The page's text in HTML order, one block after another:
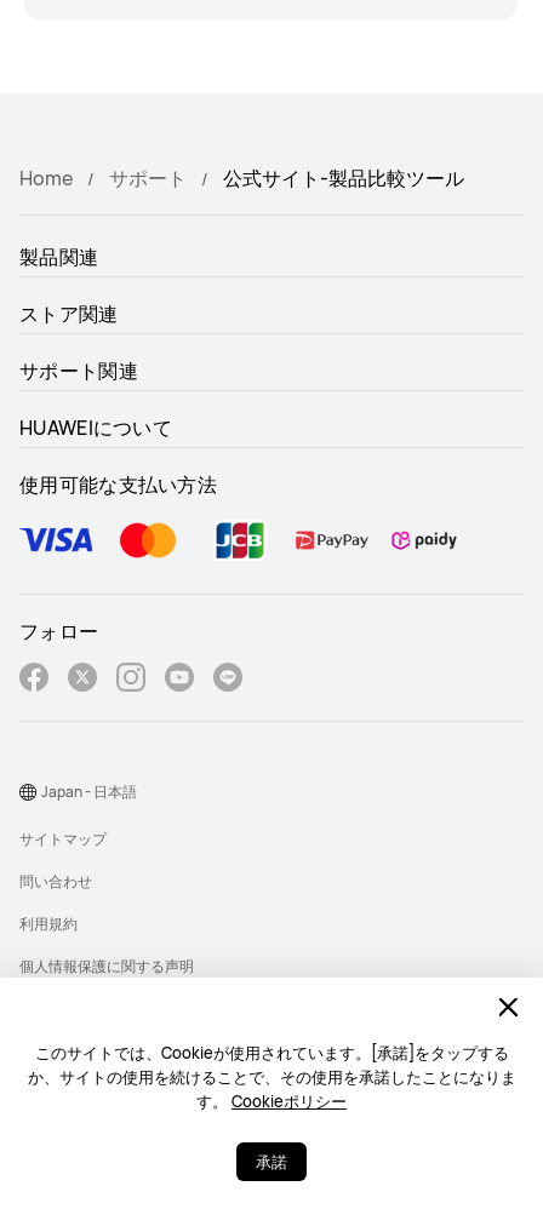
このサイトでは、Cookieが使用されています。[承諾]をタップする
か、サイトの使用を続けることで、その使用を承諾したことになりま
す。 Cookieポリシー
承諾
Home サポート 公式サイト-製品比較ツール
製品関連
ストア関連
サポート関連
HUAWEIについて
使用可能な支払い方法
フォロー
Copyright © 1998-2026 Huawei Device Co., Ltd. All rights reserved.
サイトマップ
問い合わせ
利用規約
個人情報保護に関する声明
クッキー
Japan - 日本語